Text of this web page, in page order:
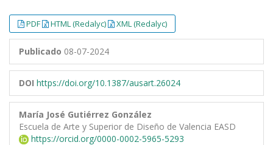
PDF HTML (Redalyc) XML (Redalyc)
Publicado 08-07-2024
DOI https://doi.org/10.1387/ausart.26024
María José Gutiérrez González
Escuela de Arte y Superior de Diseño de Valencia EASD
https://orcid.org/0000-0002-5965-5293